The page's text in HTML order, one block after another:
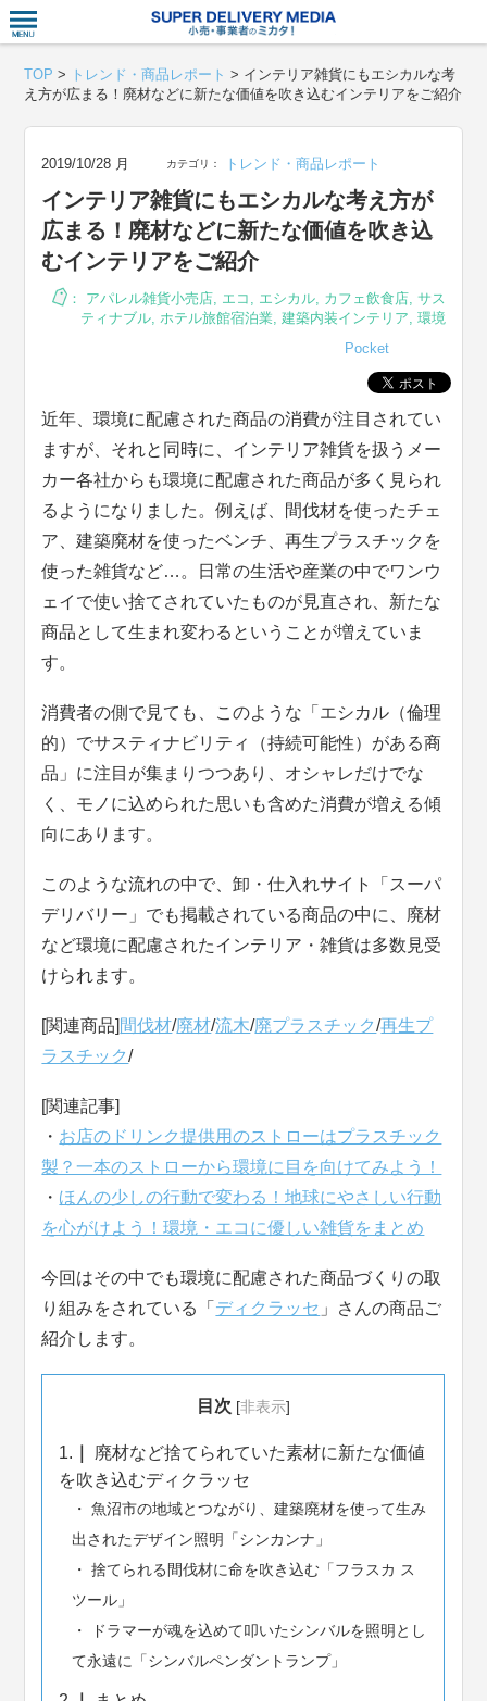
TOP > トレンド・商品レポート > インテリア雑貨にもエシカルな考
え方が広まる！廃材などに新たな価値を吹き込むインテリアをご紹介
2019/10/28 月 カテゴリ： トレンド・商品レポート
インテリア雑貨にもエシカルな考え方が
広まる！廃材などに新たな価値を吹き込
むインテリアをご紹介
： アパレル雑貨小売店, エコ , エシカル, カフェ飲食店, サス
ティナブル, ホテル旅館宿泊業, 建築内装インテリア, 環境
Pocket
近年、環境に配慮された商品の消費が注目されてい
ますが、それと同時に、インテリア雑貨を扱うメー
カー各社からも環境に配慮された商品が多く見られ
るようになりました。例えば、間伐材を使ったチェ
ア、建築廃材を使ったベンチ、再生プラスチックを
使った雑貨など…。日常の生活や産業の中でワンウ
ェイで使い捨てされていたものが見直され、新たな
商品として生まれ変わるということが増えていま
す。
消費者の側で見ても、このような「エシカル（倫理
的）でサスティナビリティ（持続可能性）がある商
品」に注目が集まりつつあり、オシャレだけでな
く、モノに込められた思いも含めた消費が増える傾
向にあります。
このような流れの中で、卸・仕入れサイト「スーパ
デリバリー」でも掲載されている商品の中に、廃材
など環境に配慮されたインテリア・雑貨は多数見受
けられます。
[関連商品] 間伐材/廃材/流木/廃プラスチック/再生プ
ラスチック/
[関連記事]
・ お店のドリンク提供用のストローはプラスチック
製？一本のストローから環境に目を向けてみよう！
・ ほんの少しの行動で変わる！地球にやさしい行動
を心がけよう！環境・エコに優しい雑貨をまとめ
今回はその中でも環境に配慮された商品づくりの取
り組みをされている「 ディクラッセ 」さんの商品ご
紹介します。
目次 [非表示]
1.
廃材など捨てられていた素材に新たな価値
を吹き込むディクラッセ
魚沼市の地域とつながり、建築廃材を使って生み
出されたデザイン照明「シンカンナ」
捨てられる間伐材に命を吹き込む「フラスカ ス
ツール」
ドラマーが魂を込めて叩いたシンバルを照明とし
て永遠に「シンバルペンダントランプ」